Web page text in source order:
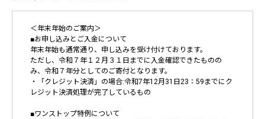
＜年末年始のご案内＞
■お申し込みとご入金について
年末年始も通常通り、申し込みを受け付けております。
ただし、令和７年１２月３１日までに入金確認できたものの
み、令和７年分としてのご寄付となります。
・「クレジット決済」の場合:令和7年12月31日23：59までにク
レジット決済処理が完了しているもの
■ワンストップ特例について